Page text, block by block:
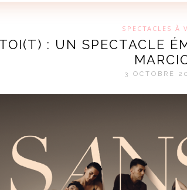
SPECTACLES À
: UN SPECTACLE
3 OCTOBRE